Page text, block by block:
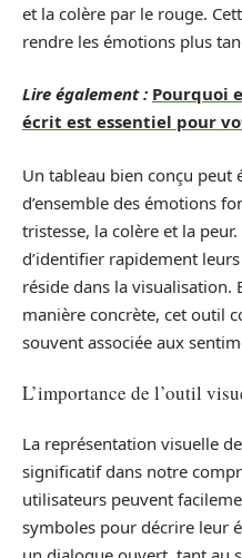
et la colère par le rouge.
rendre les émotions plus
Lire également : Pourquoi
écrit est essentiel pour
Un tableau bien conçu
d’ensemble des émotions
tristesse, la colère et la
d’identifier rapidement
réside dans la visualisation.
manière concrète, cet outil
souvent associée aux
L’importance de l’outil
La représentation visuelle
significatif dans notre
utilisateurs peuvent
symboles pour décrire leur